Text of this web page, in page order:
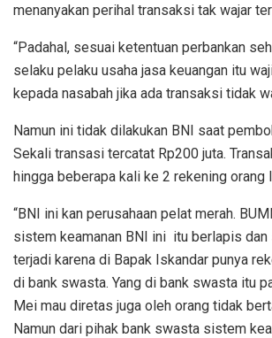
menanyakan perihal transaksi tak wajar
“Padahal, sesuai ketentuan perbankan
selaku pelaku usaha jasa keuangan itu
kepada nasabah jika ada transaksi tidak
Namun ini tidak dilakukan BNI saat
Sekali transasi tercatat Rp200 juta.
hingga beberapa kali ke 2 rekening orang
“BNI ini kan perusahaan pelat merah.
sistem keamanan BNI ini itu berlapis dan
terjadi karena di Bapak Iskandar punya
di bank swasta. Yang di bank swasta itu
Mei mau diretas juga oleh orang tidak
Namun dari pihak bank swasta sistem